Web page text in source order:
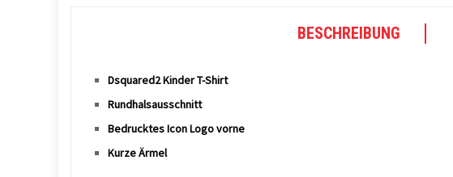
BESCHREIBUNG
Dsquared2 Kinder T-Shirt
Rundhalsausschnitt
Bedrucktes Icon Logo vorne
Kurze Ärmel